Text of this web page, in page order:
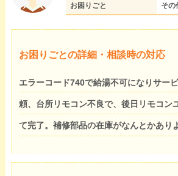
お困りごと その
お困りごとの詳細・相談時の対応
エラーコード740で給湯不可になりサー
頼、台所リモコン不良で、後日リモコン
て完了。補修部品の在庫がなんとかあり